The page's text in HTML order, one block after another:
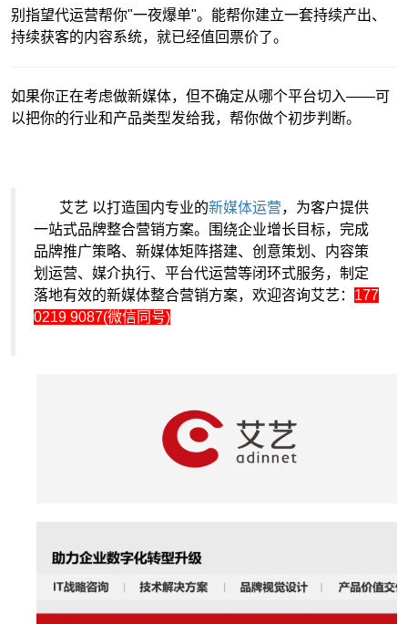
别指望代运营帮你"一夜爆单"。能帮你建立一套持续产出、
持续获客的内容系统，就已经值回票价了。
如果你正在考虑做新媒体，但不确定从哪个平台切入——可
以把你的行业和产品类型发给我，帮你做个初步判断。
艾艺 以打造国内专业的新媒体运营，为客户提供
一站式品牌整合营销方案。围绕企业增长目标，完成
品牌推广策略、新媒体矩阵搭建、创意策划、内容策
划运营、媒介执行、平台代运营等闭环式服务，制定
落地有效的新媒体整合营销方案，欢迎咨询艾艺： 177
0219 9087(微信同号)